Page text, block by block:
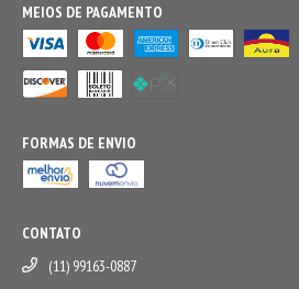
MEIOS DE PAGAMENTO
FORMAS DE ENVIO
CONTATO
(11) 99163-0887